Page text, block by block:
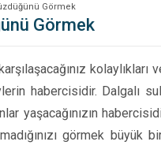
Görmek
Görmek
habercisidir. Dalgalı
yaşacağınızın
görmek